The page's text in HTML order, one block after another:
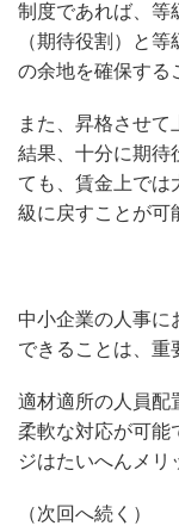
制度であれば、等
（期待役割）と
の余地を確保する
また、昇格させ
結果、十分に期待
ても、賃金上では
級に戻すことが可
中小企業の人事に
できることは、重
適材適所の人員配
柔軟な対応が可能
ジはたいへんメリ
（次回へ続く）